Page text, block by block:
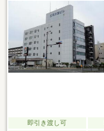
即引き渡し可